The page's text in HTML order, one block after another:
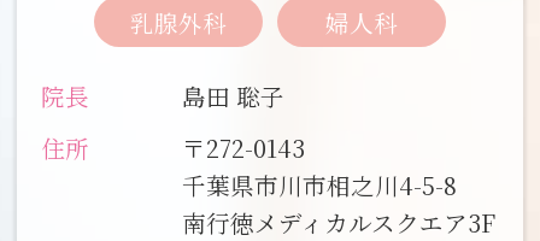
乳腺外科 婦人科
院長
島田 聡子
住所
〒272-0143
千葉県市川市相之川4-5-8
南行徳メディカルスクエア3F